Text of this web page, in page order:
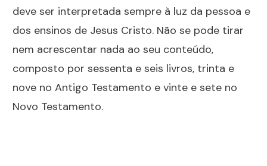
deve ser interpretada sempre à luz da pessoa e
dos ensinos de Jesus Cristo. Não se pode tirar
nem acrescentar nada ao seu conteúdo,
composto por sessenta e seis livros, trinta e
nove no Antigo Testamento e vinte e sete no
Novo Testamento.